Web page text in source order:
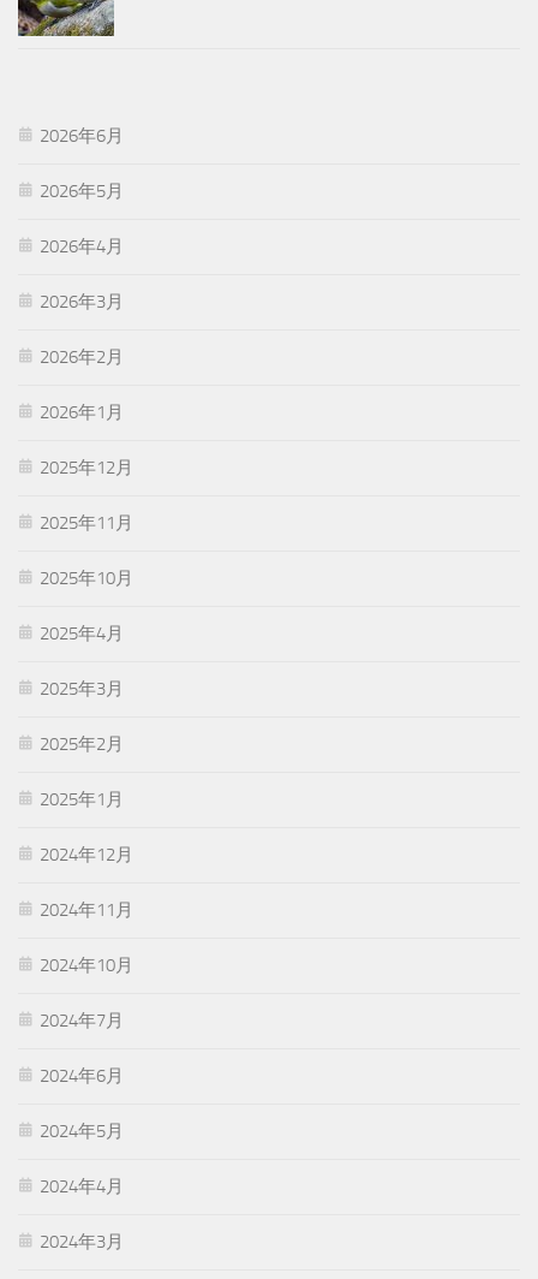
2026年6月
2026年5月
2026年4月
2026年3月
2026年2月
2026年1月
2025年12月
2025年11月
2025年10月
2025年4月
2025年3月
2025年2月
2025年1月
2024年12月
2024年11月
2024年10月
2024年7月
2024年6月
2024年5月
2024年4月
2024年3月